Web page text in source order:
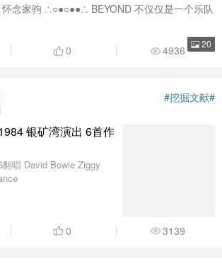
念家驹 ∴○●○●●∴ BEYOND 不仅仅是一个乐队
20
0 4936
#挖掘文献#
银矿湾演出 6首作
唱 David Bowie Ziggy
0 3139